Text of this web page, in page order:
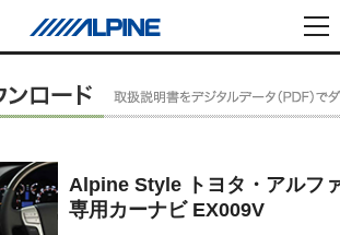
Alpine Style トヨタ・アルフ
専用カーナビ EX009V